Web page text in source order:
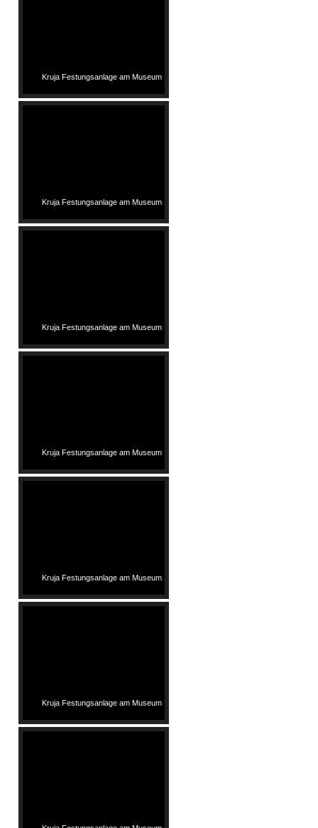
Kruja Festungsanlage am Museum
Kruja Festungsanlage am Museum
Kruja Festungsanlage am Museum
Kruja Festungsanlage am Museum
Kruja Festungsanlage am Museum
Kruja Festungsanlage am Museum